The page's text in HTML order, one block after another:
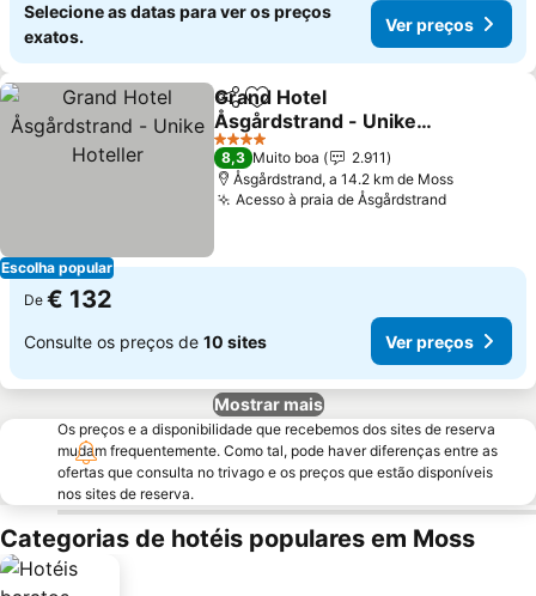
Selecione as datas para ver os preços
exatos.
Ver preços
Escolha popular
PartilharAdicionar aos favoritos
Grand Hotel
Åsgårdstrand - Unike
Hoteller
Ver preços
4 Estrelas
8,3 Muito boa
2.911
Åsgårdstrand, a 14.2 km de Moss
Acesso à praia de ÅsgårdstrandVer
De € 132
Consulte os preços de 10 sites Ver preços
Mostrar mais
Os preços e a disponibilidade que recebemos dos sites de reserva
mudam frequentemente. Como tal, pode haver diferenças entre as
ofertas que consulta no trivago e os preços que estão disponíveis
nos sites de reserva.
Categorias de hotéis populares em Moss